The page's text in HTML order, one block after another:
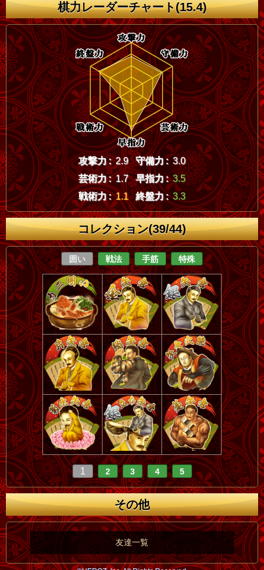
棋力レーダーチャート(15.4)
攻撃力 : 2.9 守備力 : 3.0
芸術力 : 1.7 早指力 : 3.5
戦術力 : 1.1 終盤力 : 3.3
コレクション(39/44)
囲い 戦法 手筋 特殊
1 2 3 4 5
その他
友達一覧